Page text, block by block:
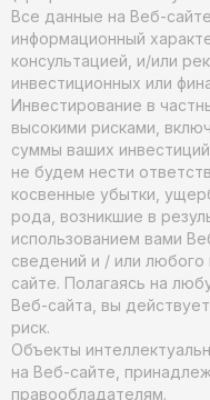
Все данные на Веб-
информационный
консультацией, и/или
инвестиционных или
Инвестирование в
высокими рисками,
суммы ваших
не будем нести
косвенные убытки,
рода, возникшие в
использованием вами
сведений и / или
сайте. Полагаясь на
Веб-сайта, вы
риск.
Объекты
на Веб-сайте,
правообладателям.